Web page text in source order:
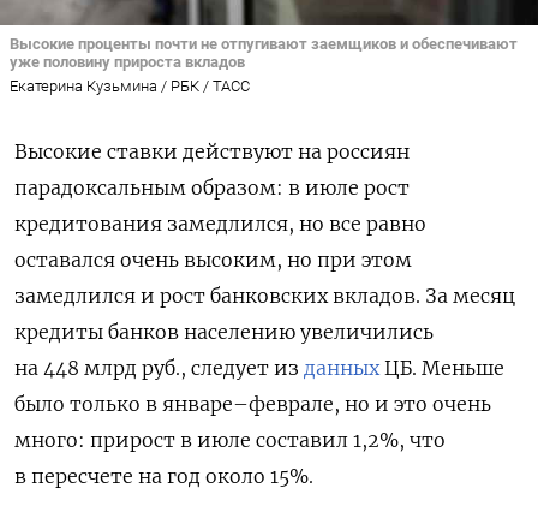
Высокие проценты почти не отпугивают заемщиков и обеспечивают
уже половину прироста вкладов
Екатерина Кузьмина / РБК / ТАСС
Высокие ставки действуют на россиян
парадоксальным образом: в июле рост
кредитования замедлился, но все равно
оставался очень высоким, но при этом
замедлился и рост банковских вкладов. За месяц
кредиты банков населению увеличились
на 448 млрд руб., следует из данныхЦБ. Меньше
было только в январе–феврале, но и это очень
много: прирост в июле составил 1,2%, что
в пересчете на год около 15%.